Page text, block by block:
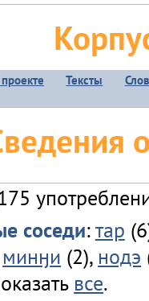
Тексты
соседи:тар
минӈи (2), нодэ
все.